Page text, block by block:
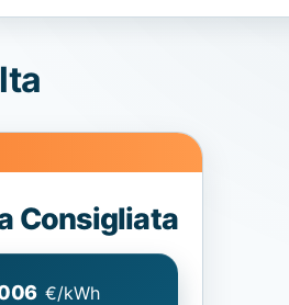
Consigliata
€/kWh